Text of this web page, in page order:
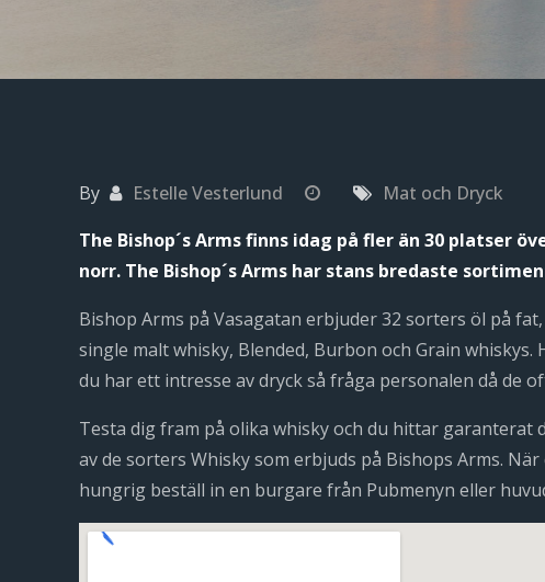
By Estelle Vesterlund
Mat och Dryck
The Bishop´s Arms finns idag på fler än 30 platser
norr. The Bishop´s Arms har stans bredaste
Bishop Arms på Vasagatan erbjuder 32 sorters öl på
single malt whisky, Blended, Burbon och Grain
du har ett intresse av dryck så fråga personalen då de
Testa dig fram på olika whisky och du hittar garanterat
av de sorters Whisky som erbjuds på Bishops Arms.
hungrig beställ in en burgare från Pubmenyn eller